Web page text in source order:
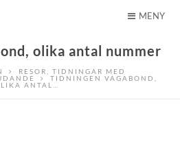
MENY
olika antal nummer
RESOR
TIDNINGAR MED
TIDNINGEN VAGABOND,
ANTAL…